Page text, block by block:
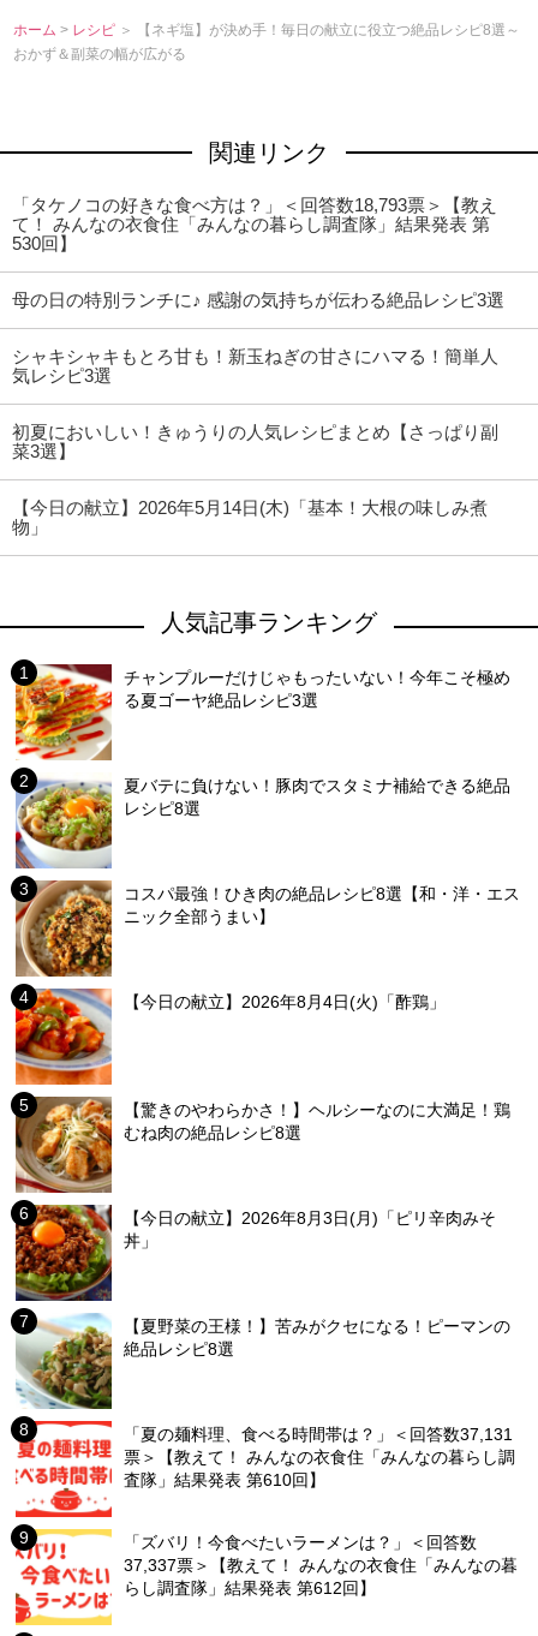
ホーム > レシピ ＞ 【ネギ塩】が決め手！毎日の献立に役立つ絶品レシピ8選～
おかず＆副菜の幅が広がる
関連リンク
「タケノコの好きな食べ方は？」＜回答数18,793票＞【教え
て！ みんなの衣食住「みんなの暮らし調査隊」結果発表 第
530回】
母の日の特別ランチに♪ 感謝の気持ちが伝わる絶品レシピ3選
シャキシャキもとろ甘も！新玉ねぎの甘さにハマる！簡単人
気レシピ3選
初夏においしい！きゅうりの人気レシピまとめ【さっぱり副
菜3選】
【今日の献立】2026年5月14日(木)「基本！大根の味しみ煮
物」
人気記事ランキング
チャンプルーだけじゃもったいない！今年こそ極め
る夏ゴーヤ絶品レシピ3選
夏バテに負けない！豚肉でスタミナ補給できる絶品
レシピ8選
コスパ最強！ひき肉の絶品レシピ8選【和・洋・エス
ニック全部うまい】
【今日の献立】2026年8月4日(火)「酢鶏」
【驚きのやわらかさ！】ヘルシーなのに大満足！鶏
むね肉の絶品レシピ8選
【今日の献立】2026年8月3日(月)「ピリ辛肉みそ
丼」
【夏野菜の王様！】苦みがクセになる！ピーマンの
絶品レシピ8選
「夏の麺料理、食べる時間帯は？」＜回答数37,131
票＞【教えて！ みんなの衣食住「みんなの暮らし調
査隊」結果発表 第610回】
「ズバリ！今食べたいラーメンは？」＜回答数
37,337票＞【教えて！ みんなの衣食住「みんなの暮
らし調査隊」結果発表 第612回】